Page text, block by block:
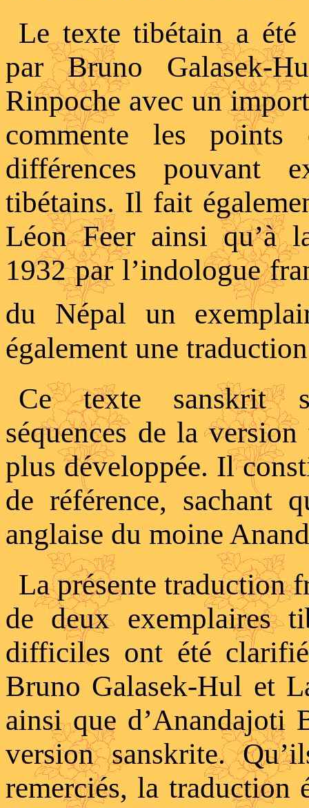
Le texte tibétain a été
par Bruno Galasek-
Rinpoche avec un
commente les
différences pouvant
tibétains. Il fait
Léon Feer ainsi qu’à
1932 par l’indologue
du Népal un
également une
Ce texte sanskrit
séquences de la
plus développée. Il
de référence, sachant
anglaise du moine
La présente traduction
de deux exemplaires
difficiles ont été
Bruno Galasek-Hul et
ainsi que d’Anandajoti
version sanskrite.
remerciés, la